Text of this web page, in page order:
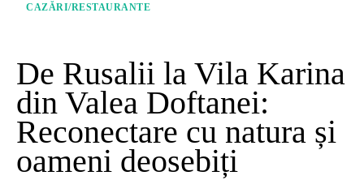
CAZĂRI/RESTAURANTE
De Rusalii la Vila Karina
din Valea Doftanei:
Reconectare cu natura și
oameni deosebiți